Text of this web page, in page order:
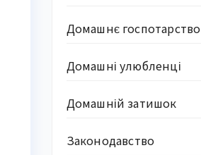
Домашнє госпотарство
Домашні улюбленці
Домашній затишок
Законодавство